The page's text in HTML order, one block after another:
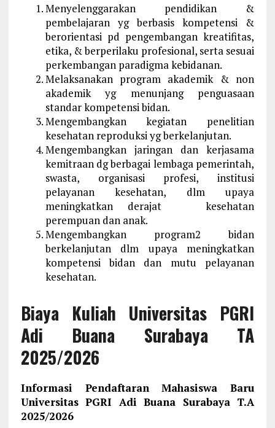
Menyelenggarakan pendidikan &
pembelajaran yg berbasis kompetensi &
berorientasi pd pengembangan kreatifitas,
etika, & berperilaku profesional, serta sesuai
perkembangan paradigma kebidanan.
Melaksanakan program akademik & non
akademik yg menunjang penguasaan
standar kompetensi bidan.
Mengembangkan kegiatan penelitian
kesehatan reproduksi yg berkelanjutan.
Mengembangkan jaringan dan kerjasama
kemitraan dg berbagai lembaga pemerintah,
swasta, organisasi profesi, institusi
pelayanan kesehatan, dlm upaya
meningkatkan derajat kesehatan
perempuan dan anak.
Mengembangkan program2 bidan
berkelanjutan dlm upaya meningkatkan
kompetensi bidan dan mutu pelayanan
kesehatan.
Biaya Kuliah Universitas PGRI
Adi Buana Surabaya TA
2025/2026
Informasi Pendaftaran Mahasiswa Baru
Universitas PGRI Adi Buana Surabaya T.A
2025/2026